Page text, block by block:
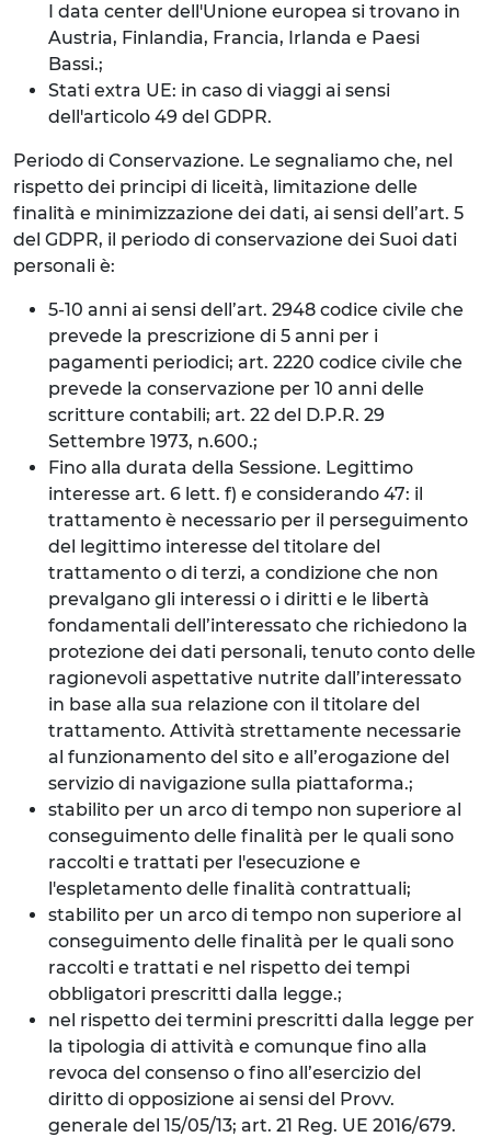
I data center dell'Unione europea si trovano in
Austria, Finlandia, Francia, Irlanda e Paesi
Bassi.;
Stati extra UE: in caso di viaggi ai sensi
dell'articolo 49 del GDPR.
Periodo di Conservazione. Le segnaliamo che, nel
rispetto dei principi di liceità, limitazione delle
finalità e minimizzazione dei dati, ai sensi dell’art. 5
del GDPR, il periodo di conservazione dei Suoi dati
personali è:
5-10 anni ai sensi dell’art. 2948 codice civile che
prevede la prescrizione di 5 anni per i
pagamenti periodici; art. 2220 codice civile che
prevede la conservazione per 10 anni delle
scritture contabili; art. 22 del D.P.R. 29
Settembre 1973, n.600.;
Fino alla durata della Sessione. Legittimo
interesse art. 6 lett. f) e considerando 47: il
trattamento è necessario per il perseguimento
del legittimo interesse del titolare del
trattamento o di terzi, a condizione che non
prevalgano gli interessi o i diritti e le libertà
fondamentali dell’interessato che richiedono la
protezione dei dati personali, tenuto conto delle
ragionevoli aspettative nutrite dall’interessato
in base alla sua relazione con il titolare del
trattamento. Attività strettamente necessarie
al funzionamento del sito e all’erogazione del
servizio di navigazione sulla piattaforma.;
stabilito per un arco di tempo non superiore al
conseguimento delle finalità per le quali sono
raccolti e trattati per l'esecuzione e
l'espletamento delle finalità contrattuali;
stabilito per un arco di tempo non superiore al
conseguimento delle finalità per le quali sono
raccolti e trattati e nel rispetto dei tempi
obbligatori prescritti dalla legge.;
nel rispetto dei termini prescritti dalla legge per
la tipologia di attività e comunque fino alla
revoca del consenso o fino all’esercizio del
diritto di opposizione ai sensi del Provv.
generale del 15/05/13; art. 21 Reg. UE 2016/679.